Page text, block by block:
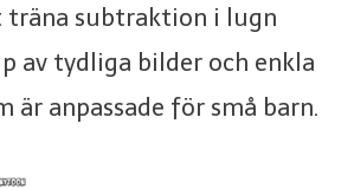
subtraktion i lugn
av tydliga bilder och enkla
är anpassade för små barn.